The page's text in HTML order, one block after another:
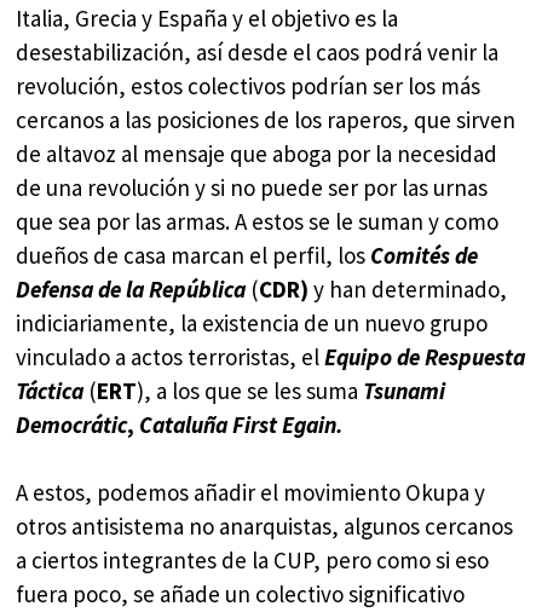
Italia, Grecia y España y el objetivo es la
desestabilización, así desde el caos podrá venir la
revolución, estos colectivos podrían ser los más
cercanos a las posiciones de los raperos, que sirven
de altavoz al mensaje que aboga por la necesidad
de una revolución y si no puede ser por las urnas
que sea por las armas. A estos se le suman y como
dueños de casa marcan el perfil, los Comités de
Defensa de la República (CDR) y han determinado,
indiciariamente, la existencia de un nuevo grupo
vinculado a actos terroristas, elEquipo de Respuesta
Táctica (ERT), a los que se les suma Tsunami
Democrátic, Cataluña First Egain.
A estos, podemos añadir el movimiento Okupa y
otros antisistema no anarquistas, algunos cercanos
a ciertos integrantes de la CUP, pero como si eso
fuera poco, se añade un colectivo significativo